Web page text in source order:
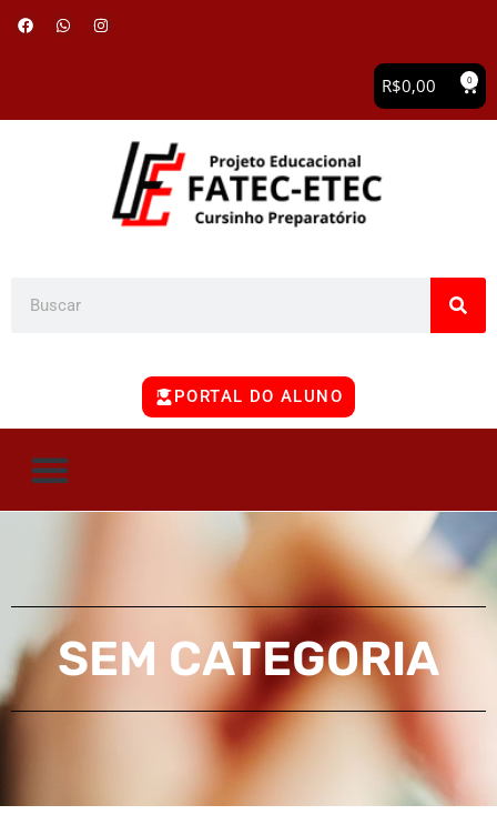
R$0,00 0
PORTAL DO ALUNO
SEM CATEGORIA